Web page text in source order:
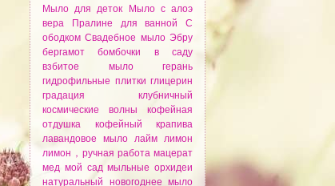
Мыло для деток
Мыло с алоэ
вера
Пралине для ванной С
ободкомСвадебное мылоЭбру
бергамотбомбочки в саду
взбитое мыло герань
гидрофильные плитки глицерин
градация клубничный
космические волны кофейная
отдушка кофейный крапива
лавандовое мыло лайм лимон
лимон，ручная работа мацерат
мед мой садмыльные орхидеи
натуральный новогоднее мыло